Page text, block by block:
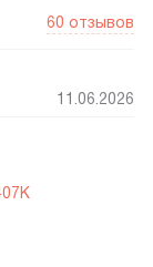
60 отзывов
11.06.2026